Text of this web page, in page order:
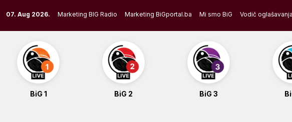
to
content
07. Aug 2026. Marketing BIG Radio Marketing BiGportal.ba Mi smo BiG Vodič oglašavanja
BiG 1 BiG 2 BiG 3